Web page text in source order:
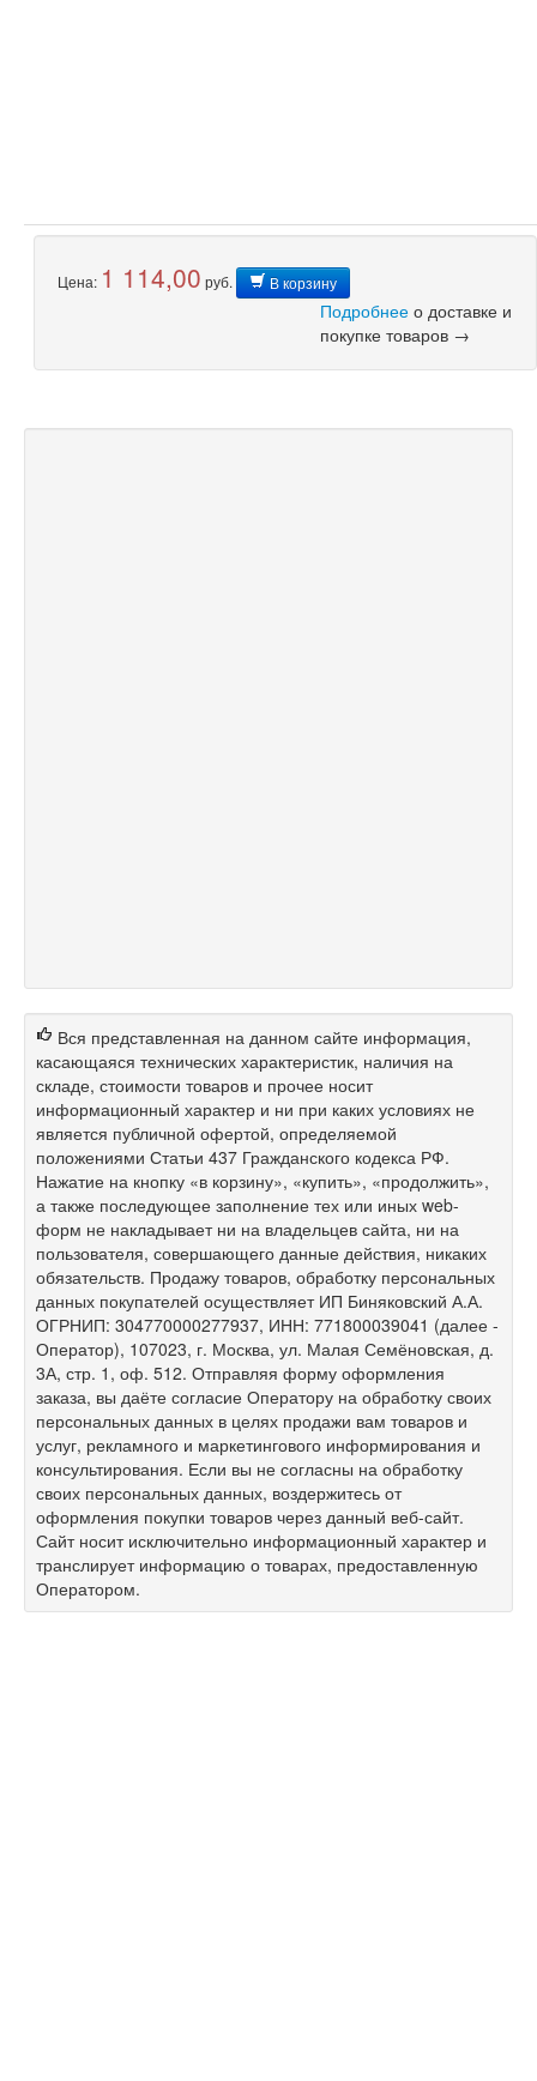
Цена: 1 114,00 руб. В корзину
Подробнее о доставке и
покупке товаров →
Вся представленная на данном сайте информация,
касающаяся технических характеристик, наличия на
складе, стоимости товаров и прочее носит
информационный характер и ни при каких условиях не
является публичной офертой, определяемой
положениями Статьи 437 Гражданского кодекса РФ.
Нажатие на кнопку «в корзину», «купить», «продолжить»,
а также последующее заполнение тех или иных web-
форм не накладывает ни на владельцев сайта, ни на
пользователя, совершающего данные действия, никаких
обязательств. Продажу товаров, обработку персональных
данных покупателей осуществляет ИП Биняковский А.А.
ОГРНИП: 304770000277937, ИНН: 771800039041 (далее -
Оператор), 107023, г. Москва, ул. Малая Семёновская, д.
3А, стр. 1, оф. 512. Отправляя форму оформления
заказа, вы даёте согласие Оператору на обработку своих
персональных данных в целях продажи вам товаров и
услуг, рекламного и маркетингового информирования и
консультирования. Если вы не согласны на обработку
своих персональных данных, воздержитесь от
оформления покупки товаров через данный веб-сайт.
Сайт носит исключительно информационный характер и
транслирует информацию о товарах, предоставленную
Оператором.